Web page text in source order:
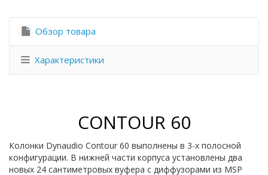
Обзор товара
Характеристики
CONTOUR 60
Колонки Dynaudio Contour 60 выполнены в 3-х полосной
конфигурации. В нижней части корпуса установлены два
новых 24 сантиметровых вуфера с диффузорами из MSP